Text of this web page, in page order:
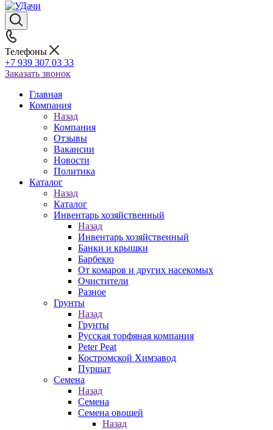
Телефоны
+7 939 307 03 33
Заказать звонок
Главная
Компания
Назад
Компания
Отзывы
Вакансии
Новости
Политика
Каталог
Назад
Каталог
Инвентарь хозяйственный
Назад
Инвентарь хозяйственный
Банки и крышки
Барбекю
От комаров и других насекомых
Очистители
Разное
Грунты
Назад
Грунты
Русская торфяная компания
Peter Peat
Костромской Химзавод
Пуршат
Семена
Назад
Семена
Семена овощей
Назад